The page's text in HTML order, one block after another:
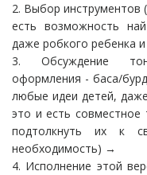
2. Выбор инструментов
есть возможность
даже робкого ребенка
3. Обсуждение
оформления - баса/
любые идеи детей,
это и есть
подтолкнуть их к
необходимость) →
4. Исполнение этой